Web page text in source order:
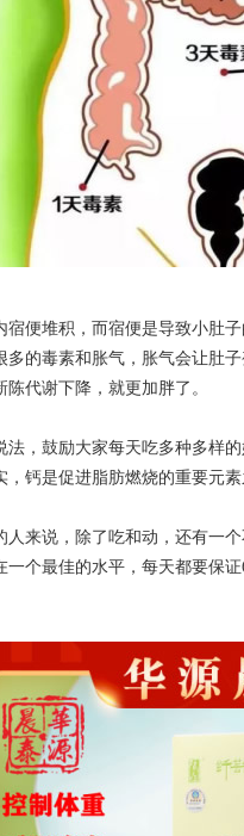
宿便堆积，而宿便是导致小肚
多的毒素和胀气，胀气会让肚
代谢下降，就更加胖了。
，鼓励大家每天吃多种多样的
，钙是促进脂肪燃烧的重要元
来说，除了吃和动，还有一
个最佳的水平，每天都要保